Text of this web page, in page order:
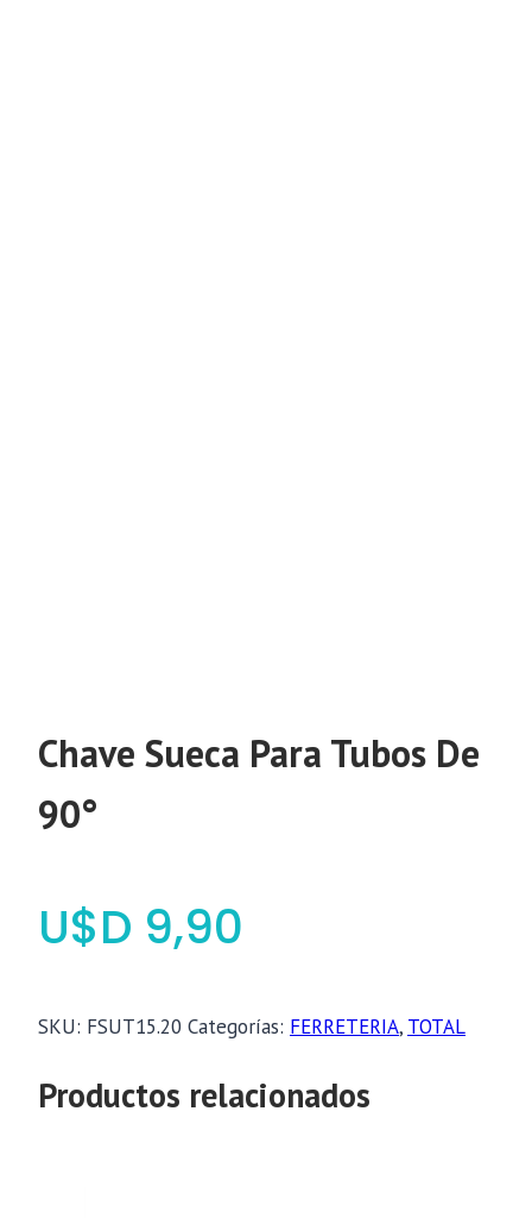
Chave Sueca Para Tubos De
90°
$ 9,90
SKU: FSUT15.20 Categorías: FERRETERIA, TOTAL
Productos relacionados